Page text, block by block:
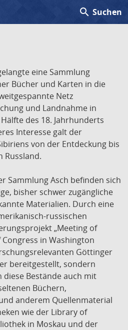
search Suchen
eine Sammlung
Bücher und Karten in die
Netz
und Landnahme in
des 18. Jahrhunderts
Interesse galt der
von der Entdeckung bis
Russland.
Sammlung Asch befinden sich
bisher schwer zugängliche
Materialien. Durch eine
russischen
„Meeting of
in Washington
Göttinger
bereitgestellt, sondern
Bestände auch mit
Büchern,
anderem Quellenmaterial
wie der Library of
in Moskau und der